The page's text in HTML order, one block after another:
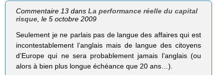
Commentaire 13 dansLa performance réelle du capital
risque , le 5 octobre 2009
Seulement je ne parlais pas de langue des affaires qui est
incontestablement l’anglais mais de langue des citoyens
d’Europe qui ne sera probablement jamais l’anglais (ou
alors à bien plus longue échéance que 20 ans…).